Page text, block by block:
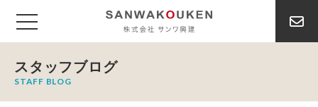
スタッフブログ
STAFF BLOG